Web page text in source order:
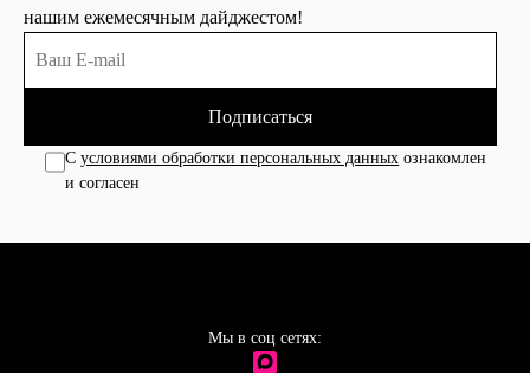
нашим ежемесячным дайджестом!
Подписаться
Сусловиями обработки персональных данных ознакомлен
и согласен
Мы в соц сетях: